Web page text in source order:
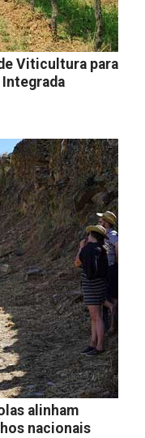
Viticultura para
alinham
nacionais